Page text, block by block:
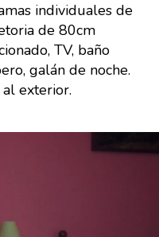
individuales de
de 80cm
TV, baño
galán de noche.
al exterior.